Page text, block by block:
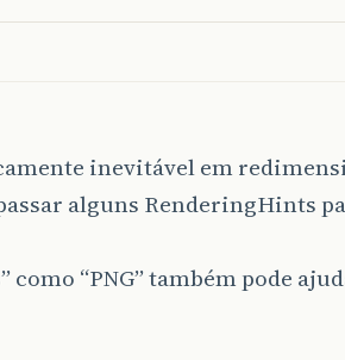
inevitável em
alguns RenderingHints
como “PNG” também pode